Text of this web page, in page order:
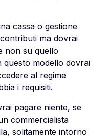
cassa o gestione
ma dovrai
non su quello
questo modello dovrai
al regime
i requisiti.
pagare niente, se
commercialista
solitamente intorno